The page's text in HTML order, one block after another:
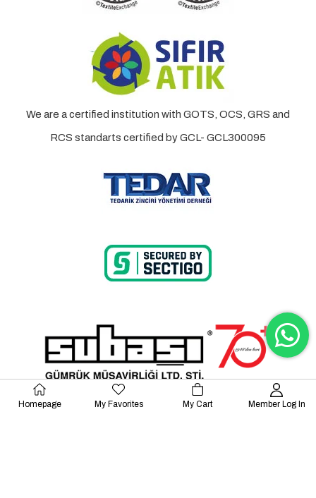
We are a certified institution with GOTS, OCS, GRS and
RCS standarts certified by GCL- GCL300095
Homepage My Favorites My Cart Member Log In